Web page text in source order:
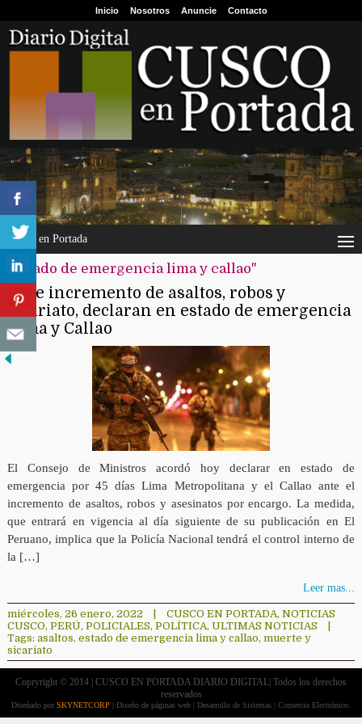
Inicio Nosotros Anuncie Contacto
Cusco en Portada
"estado de emergencia lima y callao"
Ante incremento de asaltos, robos y
sicariato, declaran en estado de emergencia
Lima y Callao
El Consejo de Ministros acordó hoy declarar en estado de
emergencia por 45 días Lima Metropolitana y el Callao ante el
incremento de asaltos, robos y asesinatos por encargo. La medida,
que entrará en vigencia al día siguiente de su publicación en El
Peruano, implica que la Policía Nacional tendrá el control interno de
la […]
Leer mas...
miércoles, 26 enero, 2022 CUSCO EN PORTADA, NOTICIAS
CUSCO, PERÚ, POLICIALES, POLÍTICA, ULTIMAS NOTICIAS
Tags: asaltos, estado de emergencia lima y callao, muerte y
sicariato
Copryright © 2014 | CUSCO EN PORTADA DIARIO DIGITAL| Todos los derechos
reservados
Diseñado por SKYNETCORP | Diseño de páginas web | Desarrollo de Sistemas | Comercio Electrónico.